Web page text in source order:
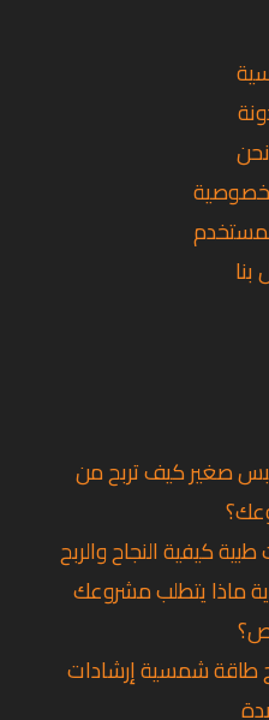
صغير كيف تربح من
كيفية النجاح والربح
ماذا يتطلب مشروعك
طاقة شمسية إرشادات